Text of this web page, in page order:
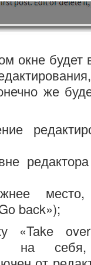
окне будет
же
место,
back»);
«Take
на